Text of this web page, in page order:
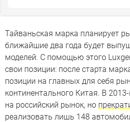
Тайваньская марка планирует
ближайшие два года будет
моделей. С помощью этого
свои позиции: после старта
позиции на главных для себя
континентального Китая. В
на российский рынок, но
реализовать лишь 148